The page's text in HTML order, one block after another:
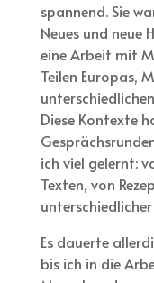
spannend. Sie
Neues und neue
eine Arbeit mit
Teilen Europas,
Diese Kontexte
ich viel gelernt:
Texten, von
Es dauerte
bis ich in die